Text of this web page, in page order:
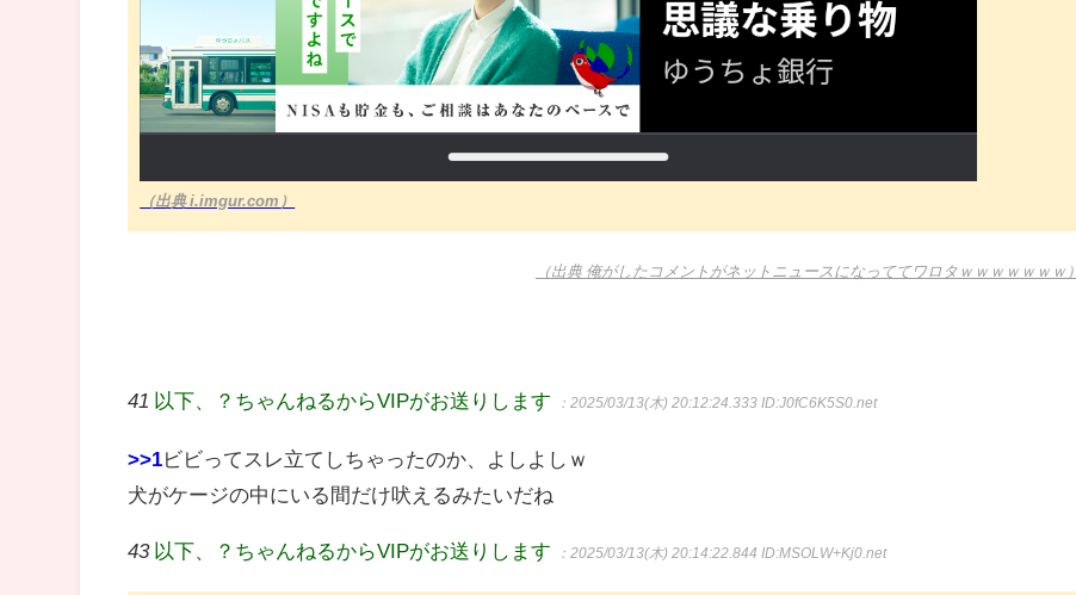
（出典 i.imgur.com）
（出典 俺がしたコメントがネットニュースになっててワロタｗｗｗｗｗｗｗ）
41 以下、？ちゃんねるからVIPがお送りします ：2025/03/13(木) 20:12:24.333ID:J0fC6K5S0.net
>>1 ビビってスレ立てしちゃったのか、よしよしｗ
犬がケージの中にいる間だけ吠えるみたいだね
43 以下、？ちゃんねるからVIPがお送りします ：2025/03/13(木) 20:14:22.844ID:MSOLW+Kj0.net